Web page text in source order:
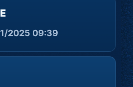
2025 09:39